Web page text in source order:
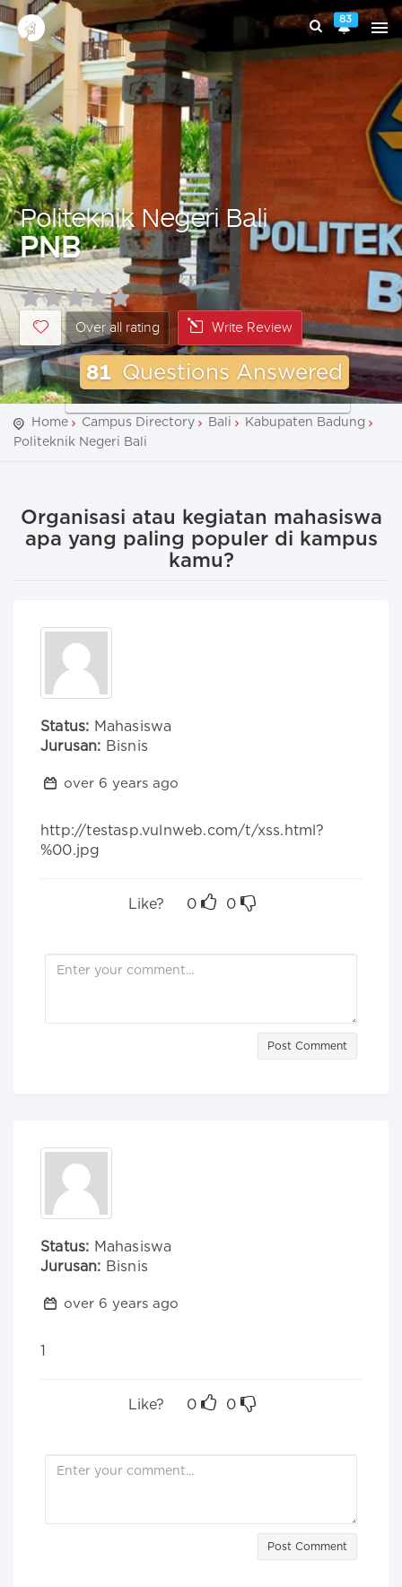
83
Politeknik Negeri Bali
PNB
Over all rating Write Review
81 Questions Answered
Home Campus Directory Bali
Kabupaten Badung
Politeknik Negeri Bali
Organisasi atau kegiatan mahasiswa
apa yang paling populer di kampus
kamu?
Status: Mahasiswa
Jurusan: Bisnis
over 6 years ago
http://testasp.vulnweb.com/t/xss.html?
%00.jpg
Like? 0 0
Post Comment
Status: Mahasiswa
Jurusan: Bisnis
over 6 years ago
1
Like? 0 0
Post Comment